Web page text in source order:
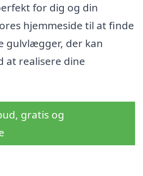
for dig og din
hjemmeside til at finde
gulvlægger, der kan
at realisere dine
gratis og